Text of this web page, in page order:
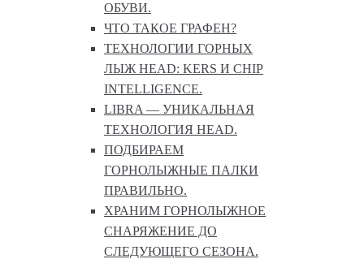
ОБУВИ.
ЧТО ТАКОЕ ГРАФЕН?
ТЕХНОЛОГИИ ГОРНЫХ
ЛЫЖ HEAD: KERS И CHIP
INTELLIGENCE.
LIBRA — УНИКАЛЬНАЯ
ТЕХНОЛОГИЯ HEAD.
ПОДБИРАЕМ
ГОРНОЛЫЖНЫЕ ПАЛКИ
ПРАВИЛЬНО.
ХРАНИМ ГОРНОЛЫЖНОЕ
СНАРЯЖЕНИЕ ДО
СЛЕДУЮЩЕГО СЕЗОНА.